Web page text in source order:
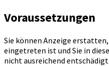
Voraussetzungen
Sie können Anzeige
eingetreten ist und Sie in
nicht ausreichend